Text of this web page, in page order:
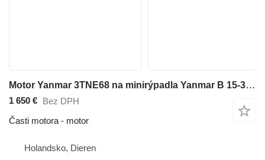
Motor Yanmar 3TNE68 na minirýpadla Yanmar B 15-3 EX
1 650 € Bez DPH
Časti motora - motor
Holandsko, Dieren